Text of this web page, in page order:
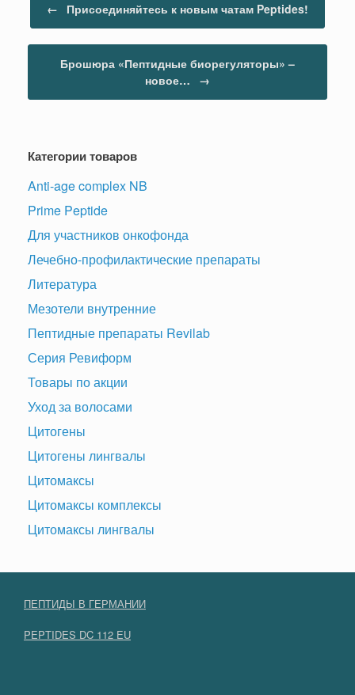
← Присоединяйтесь к новым чатам Peptides!
Брошюра «Пептидные биорегуляторы» –
новое…
→
Категории товаров
Anti-age complex NB
Prime Peptide
Для участников онкофонда
Лечебно-профилактические препараты
Литература
Мезотели внутренние
Пептидные препараты Revilab
Серия Ревиформ
Товары по акции
Уход за волосами
Цитогены
Цитогены лингвалы
Цитомаксы
Цитомаксы комплексы
Цитомаксы лингвалы
ПЕПТИДЫ В ГЕРМАНИИ
PEPTIDES DC 112 EU